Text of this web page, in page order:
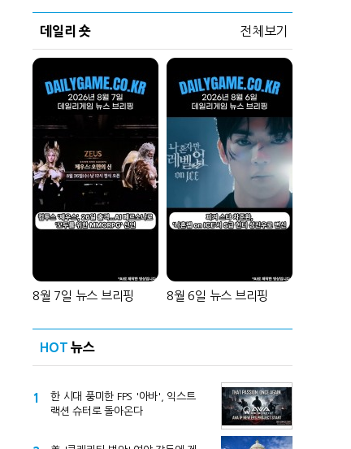
데일리 숏 전체보기
8월 7일 뉴스 브리핑 8월 6일 뉴스 브리핑
HOT 뉴스
1
한 시대 풍미한 FPS '아바', 익스트
랙션 슈터로 돌아온다